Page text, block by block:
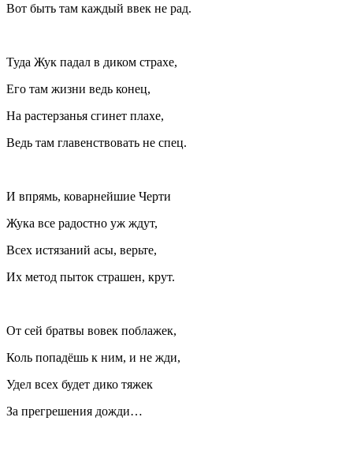
Вот быть там каждый ввек не рад.
Туда Жук падал в диком страхе,
Его там жизни ведь конец,
На растерзанья сгинет плахе,
Ведь там главенствовать не спец.
И впрямь, коварнейшие Черти
Жука все радостно уж ждут,
Всех истязаний асы, верьте,
Их метод пыток страшен, крут.
От сей братвы вовек поблажек,
Коль попадёшь к ним, и не жди,
Удел всех будет дико тяжек
За прегрешения дожди…